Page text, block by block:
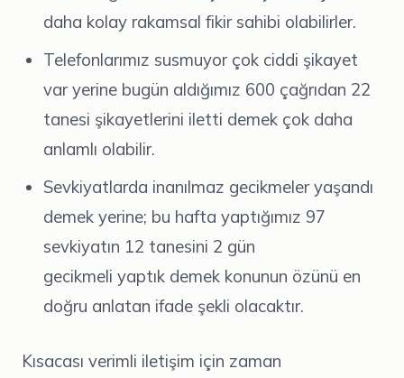
daha kolay rakamsal fikir sahibi olabilirler.
Telefonlarımız susmuyor çok ciddi şikayet
var yerine bugün aldığımız 600 çağrıdan 22
tanesi şikayetlerini iletti demek çok daha
anlamlı olabilir.
Sevkiyatlarda inanılmaz gecikmeler yaşandı
demek yerine; bu hafta yaptığımız 97
sevkiyatın 12 tanesini 2 gün
gecikmeli yaptık demek konunun özünü en
doğru anlatan ifade şekli olacaktır.
Kısacası verimli iletişim için zaman